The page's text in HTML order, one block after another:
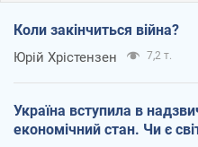
Коли закінчиться війна?
Юрій Хрістензен 7,2 т.
Україна вступила в
економічний стан. Чи є